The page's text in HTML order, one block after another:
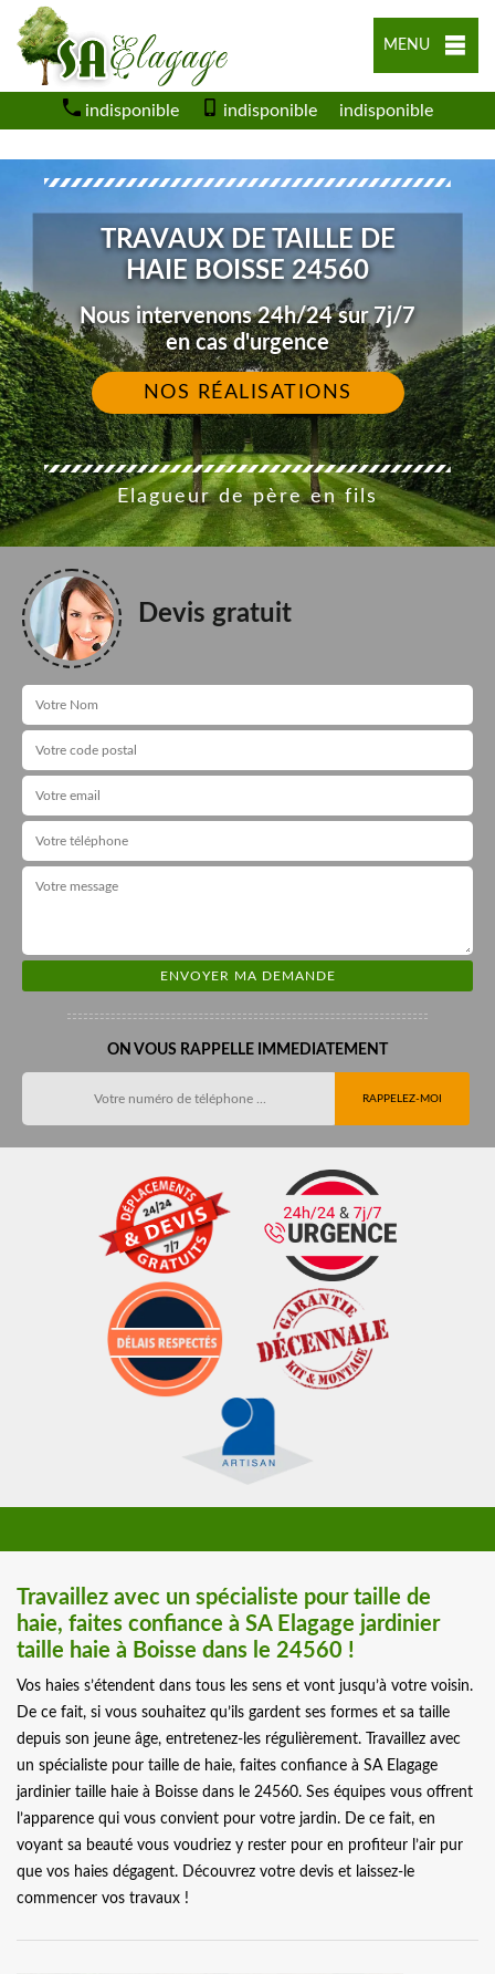
MENU
indisponible indisponible indisponible
TRAVAUX DE TAILLE DE
HAIE BOISSE 24560
Nous intervenons 24h/24 sur 7j/7
en cas d'urgence
NOS RÉALISATIONS
Elagueur de père en fils
Devis gratuit
ON VOUS RAPPELLE IMMEDIATEMENT
Travaillez avec un spécialiste pour taille de
haie, faites confiance à SA Elagage jardinier
taille haie à Boisse dans le 24560 !
Vos haies s’étendent dans tous les sens et vont jusqu’à votre voisin.
De ce fait, si vous souhaitez qu’ils gardent ses formes et sa taille
depuis son jeune âge, entretenez-les régulièrement. Travaillez avec
un spécialiste pour taille de haie, faites confiance à SA Elagage
jardinier taille haie à Boisse dans le 24560. Ses équipes vous offrent
l’apparence qui vous convient pour votre jardin. De ce fait, en
voyant sa beauté vous voudriez y rester pour en profiteur l’air pur
que vos haies dégagent. Découvrez votre devis et laissez-le
commencer vos travaux !